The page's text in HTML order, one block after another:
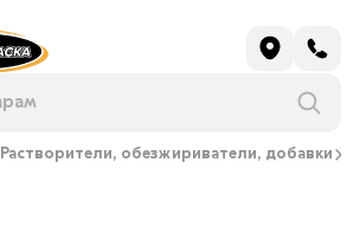
Растворители, обезжириватели, добавки